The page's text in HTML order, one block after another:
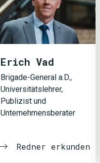
Erich Vad
Brigade-General a.D.,
Universitätslehrer,
Publizist und
Unternehmensberater
Redner erkunden
JETZT